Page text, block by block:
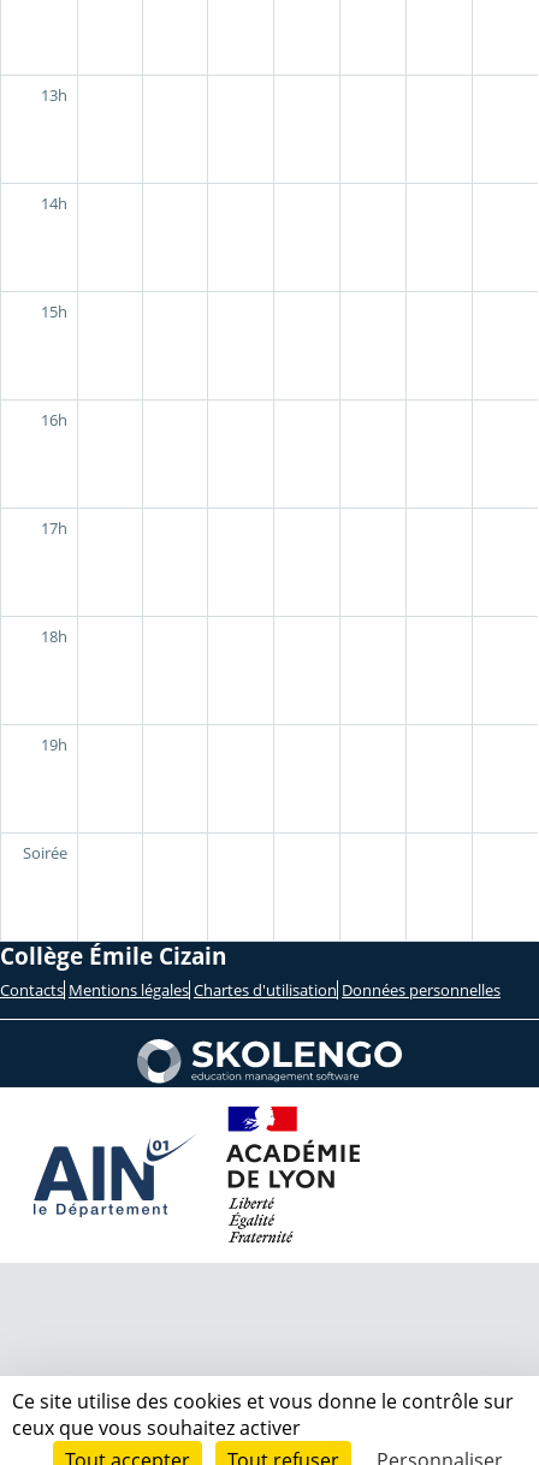
13h
14h
15h
16h
17h
18h
19h
Soirée
Collège Émile Cizain
Contacts Mentions légales Chartes d'utilisation Données personnelles
Ce site utilise des cookies et vous donne le contrôle sur
ceux que vous souhaitez activer